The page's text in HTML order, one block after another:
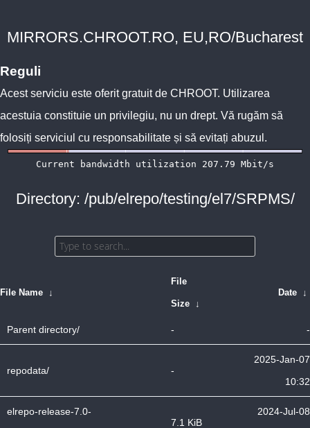
MIRRORS.CHROOT.RO, EU,RO/Bucharest
Reguli
Acest serviciu este oferit gratuit de CHROOT. Utilizarea
acestuia constituie un privilegiu, nu un drept. Vă rugăm să
folosiți serviciul cu responsabilitate și să evitați abuzul.
Directory: /pub/elrepo/testing/el7/SRPMS/
File Name ↓
File
Size ↓
Date ↓
Parent directory/ - -
repodata/ -
2025-Jan-07
10:32
elrepo-release-7.0-
7.1 KiB
2024-Jul-08